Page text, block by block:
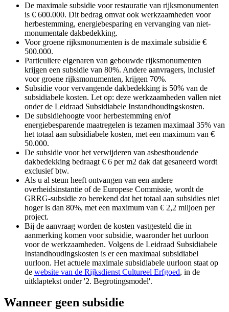
De maximale subsidie voor restauratie van rijksmonumenten
is € 600.000. Dit bedrag omvat ook werkzaamheden voor
herbestemming, energiebesparing en vervanging van niet-
monumentale dakbedekking.
Voor groene rijksmonumenten is de maximale subsidie €
500.000.
Particuliere eigenaren van gebouwde rijksmonumenten
krijgen een subsidie van 80%. Andere aanvragers, inclusief
voor groene rijksmonumenten, krijgen 70%.
Subsidie voor vervangende dakbedekking is 50% van de
subsidiabele kosten. Let op: deze werkzaamheden vallen niet
onder de Leidraad Subsidiabele Instandhoudingskosten.
De subsidiehoogte voor herbestemming en/of
energiebesparende maatregelen is tezamen maximaal 35% van
het totaal aan subsidiabele kosten, met een maximum van €
50.000.
De subsidie voor het verwijderen van asbesthoudende
dakbedekking bedraagt € 6 per m2 dak dat gesaneerd wordt
exclusief btw.
Als u al steun heeft ontvangen van een andere
overheidsinstantie of de Europese Commissie, wordt de
GRRG-subsidie zo berekend dat het totaal aan subsidies niet
hoger is dan 80%, met een maximum van € 2,2 miljoen per
project.
Bij de aanvraag worden de kosten vastgesteld die in
aanmerking komen voor subsidie, waaronder het uurloon
voor de werkzaamheden. Volgens de Leidraad Subsidiabele
Instandhoudingskosten is er een maximaal subsidiabel
uurloon. Het actuele maximale subsidiabele uurloon staat op
de website van de Rijksdienst Cultureel Erfgoed, in de
uitklaptekst onder '2. Begrotingsmodel'.
Wanneer geen subsidie